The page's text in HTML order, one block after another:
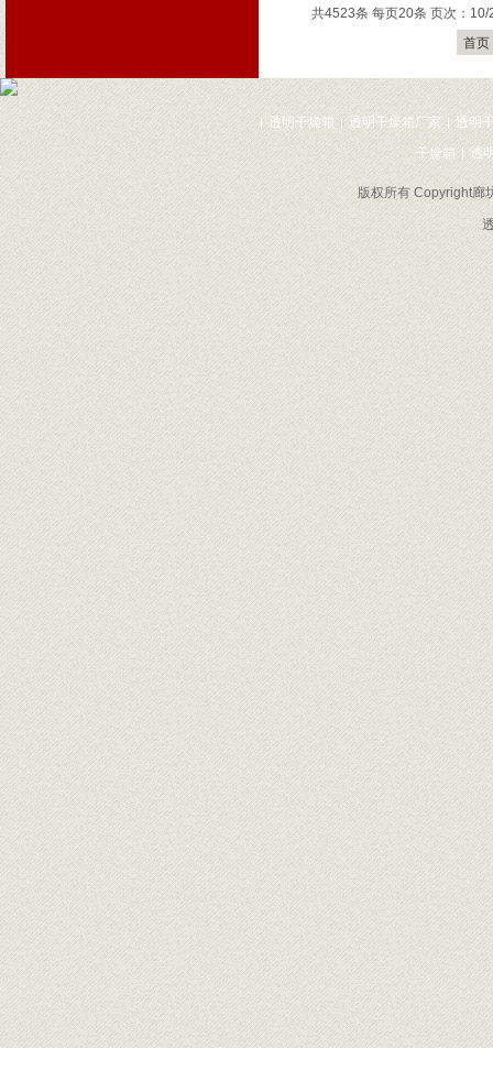
共4523条 每页20条 页次：10/
首页
版权所有 Copyright廊
| 透明干燥箱 | 透明干燥箱厂家 | 透明
干燥箱
| 透